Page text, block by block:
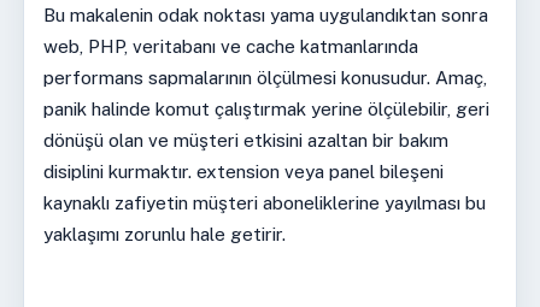
Bu makalenin odak noktası yama uygulandıktan sonra
web, PHP, veritabanı ve cache katmanlarında
performans sapmalarının ölçülmesi konusudur. Amaç,
panik halinde komut çalıştırmak yerine ölçülebilir, geri
dönüşü olan ve müşteri etkisini azaltan bir bakım
disiplini kurmaktır. extension veya panel bileşeni
kaynaklı zafiyetin müşteri aboneliklerine yayılması bu
yaklaşımı zorunlu hale getirir.